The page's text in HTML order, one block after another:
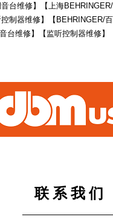
台维修】【上海
制器维修】【BEHRINGER/
台维修】【监听控制器维修】
联 系 我 们
——————————